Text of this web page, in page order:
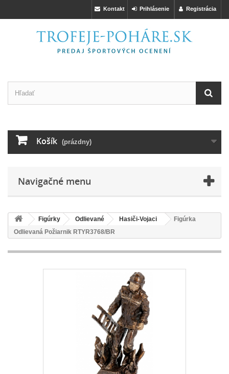
Registrácia
Prihlásenie
Kontakt
Košík (prázdny)
Navigačné menu
Figúrky Odlievané Hasiči-Vojaci
Figúrka
Odlievaná Požiarnik RTYR3768/BR